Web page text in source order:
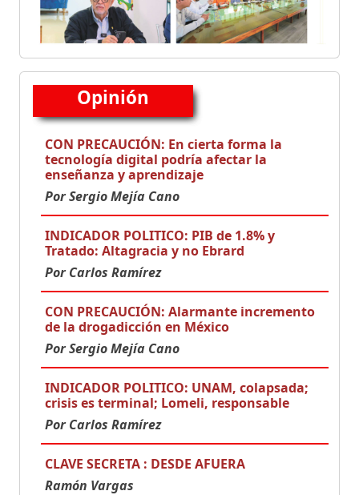
Opinión
CON PRECAUCIÓN: En cierta forma la
tecnología digital podría afectar la
enseñanza y aprendizaje
Por Sergio Mejía Cano
INDICADOR POLITICO: PIB de 1.8% y
Tratado: Altagracia y no Ebrard
Por Carlos Ramírez
CON PRECAUCIÓN: Alarmante incremento
de la drogadicción en México
Por Sergio Mejía Cano
INDICADOR POLITICO: UNAM, colapsada;
crisis es terminal; Lomeli, responsable
Por Carlos Ramírez
CLAVE SECRETA : DESDE AFUERA
Ramón Vargas